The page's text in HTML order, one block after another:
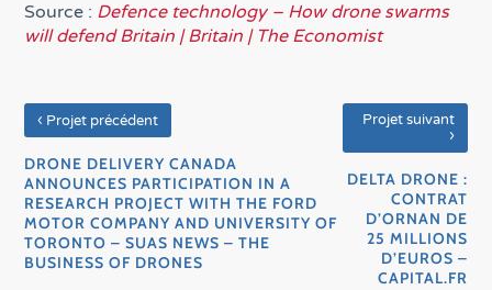
Source : Defence technology – How drone swarms
will defend Britain | Britain | The Economist
‹ Projet précédent
DRONE DELIVERY CANADA
ANNOUNCES PARTICIPATION IN A
RESEARCH PROJECT WITH THE FORD
MOTOR COMPANY AND UNIVERSITY OF
TORONTO – SUAS NEWS – THE
BUSINESS OF DRONES
Projet suivant
›
DELTA DRONE :
CONTRAT
D’ORNAN DE
25 MILLIONS
D’EUROS –
CAPITAL.FR